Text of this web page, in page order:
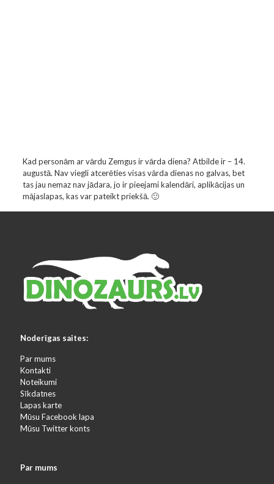
Kad personām ar vārdu Zemgus ir vārda diena? Atbilde ir – 14.
augustā. Nav viegli atcerēties visas vārda dienas no galvas, bet
tas jau nemaz nav jādara, jo ir pieejami kalendāri, aplikācijas un
mājaslapas, kas var pateikt priekšā. 🙂
Noderīgas saites:
Par mums
Kontakti
Noteikumi
Sīkdatnes
Lapas karte
Mūsu Facebook lapa
Mūsu Twitter konts
Par mums